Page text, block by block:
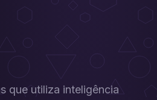
que utiliza inteligência